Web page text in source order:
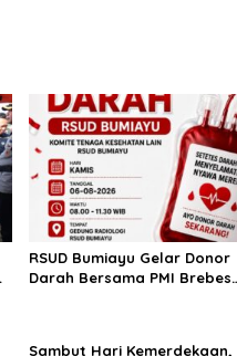
RSUD Bumiayu Gelar Donor
Darah Bersama PMI Brebes
Sambut Hari Kemerdekaan,